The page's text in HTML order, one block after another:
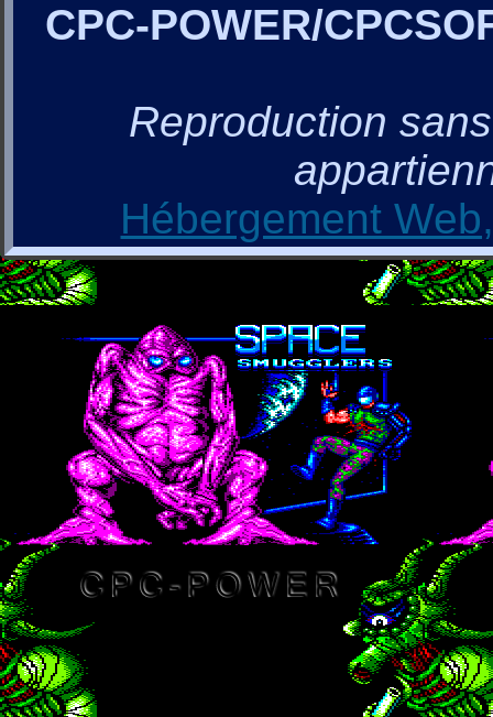
CPC-POWER/
Reproduction
Hébergement